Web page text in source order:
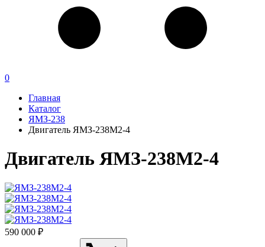
0
Главная
Каталог
ЯМЗ-238
Двигатель ЯМЗ-238М2-4
Двигатель ЯМЗ-238М2-4
590 000 ₽